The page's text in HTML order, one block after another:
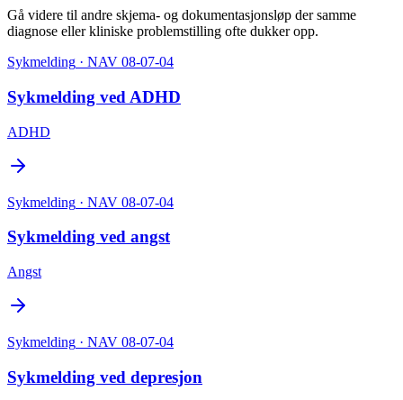
Gå videre til andre skjema- og dokumentasjonsløp der samme
diagnose eller kliniske problemstilling ofte dukker opp.
Sykmelding · NAV 08-07-04
Sykmelding ved ADHD
ADHD
Sykmelding · NAV 08-07-04
Sykmelding ved angst
Angst
Sykmelding · NAV 08-07-04
Sykmelding ved depresjon